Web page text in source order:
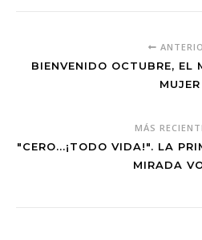
BIENVENIDO OCTUBRE, EL
MUJER
MÁS
"CERO...¡TODO VIDA!". LA
MIRADA